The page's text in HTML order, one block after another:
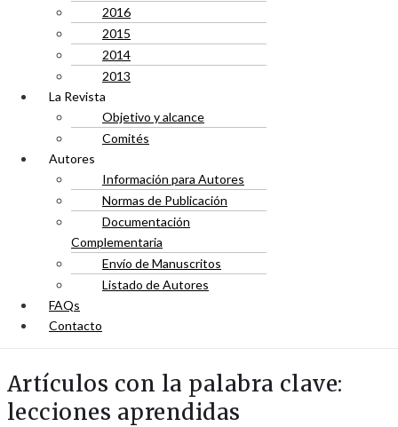
2016
2015
2014
2013
La Revista
Objetivo y alcance
Comités
Autores
Información para Autores
Normas de Publicación
Documentación
Complementaria
Envío de Manuscritos
Listado de Autores
FAQs
Contacto
Artículos con la palabra clave:
lecciones aprendidas